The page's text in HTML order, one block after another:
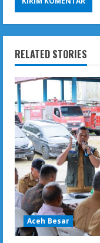
RELATED STORIES
Aceh Besar